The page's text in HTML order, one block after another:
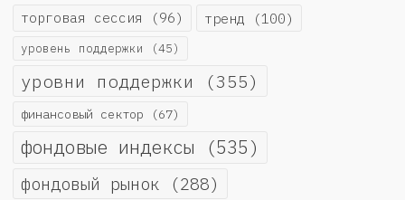
торговая сессия (96) тренд (100)
уровень поддержки (45)
уровни поддержки (355)
финансовый сектор (67)
фондовые индексы (535)
фондовый рынок (288)